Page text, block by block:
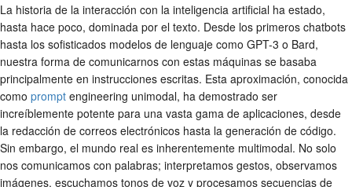
La historia de la interacción con la inteligencia artificial ha estado,
hasta hace poco, dominada por el texto. Desde los primeros chatbots
hasta los sofisticados modelos de lenguaje como GPT-3 o Bard,
nuestra forma de comunicarnos con estas máquinas se basaba
principalmente en instrucciones escritas. Esta aproximación, conocida
como prompt engineering unimodal, ha demostrado ser
increíblemente potente para una vasta gama de aplicaciones, desde
la redacción de correos electrónicos hasta la generación de código.
Sin embargo, el mundo real es inherentemente multimodal. No solo
nos comunicamos con palabras; interpretamos gestos, observamos
imágenes, escuchamos tonos de voz y procesamos secuencias de